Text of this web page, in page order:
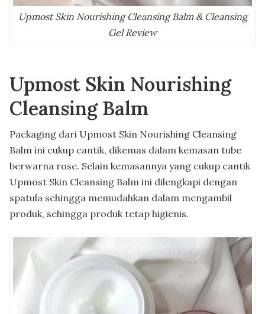
Upmost Skin Nourishing Cleansing Balm & Cleansing
Gel Review
Upmost Skin Nourishing
Cleansing Balm
Packaging dari Upmost Skin Nourishing Cleansing
Balm ini cukup cantik, dikemas dalam kemasan tube
berwarna rose. Selain kemasannya yang cukup cantik
Upmost Skin Cleansing Balm ini dilengkapi dengan
spatula sehingga memudahkan dalam mengambil
produk, sehingga produk tetap higienis.